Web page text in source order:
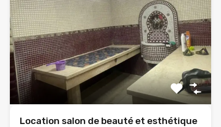
Location salon de beauté et esthétique